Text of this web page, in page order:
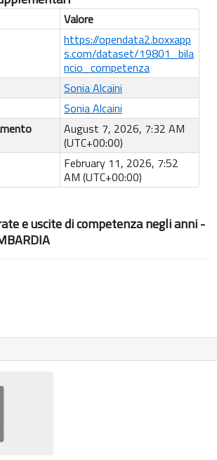
Valore
https://opendata2.boxxapp
s.com/dataset/19801_bila
ncio_competenza
Sonia Alcaini
Sonia Alcaini
August 7, 2026, 7:32 AM
(UTC+00:00)
February 11, 2026, 7:52
AM (UTC+00:00)
e uscite di competenza negli anni -